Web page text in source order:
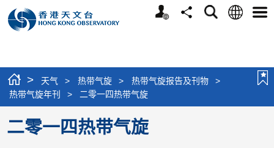
个
分
搜
语
选
> 天气 > 热带气旋 > 热带气旋报告及刊物
>
热带气旋年刊
> 二零一四热带气旋
二零一四热带气旋